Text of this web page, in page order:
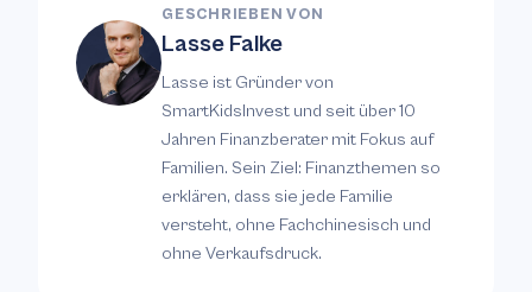
GESCHRIEBEN VON
Lasse Falke
Lasse ist Gründer von
SmartKidsInvest und seit über 10
Jahren Finanzberater mit Fokus auf
Familien. Sein Ziel: Finanzthemen so
erklären, dass sie jede Familie
versteht, ohne Fachchinesisch und
ohne Verkaufsdruck.